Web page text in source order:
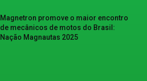
Magnetron promove o maior encontro
de mecânicos de motos do Brasil:
Nação Magnautas 2025